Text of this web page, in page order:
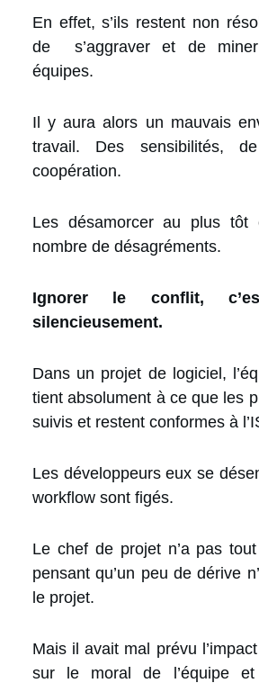
En effet, s’ils restent non
de s’aggraver et de miner
équipes.
Il y aura alors un mauvais
travail. Des sensibilités,
coopération.
Les désamorcer au plus tôt
nombre de désagréments.
Ignorer le conflit,
silencieusement.
Dans un projet de logiciel,
tient absolument à ce que les
suivis et restent conformes à
Les développeurs eux se
workflow sont figés.
Le chef de projet n’a pas
pensant qu’un peu de dérive
le projet.
Mais il avait mal prévu
sur le moral de l’équipe